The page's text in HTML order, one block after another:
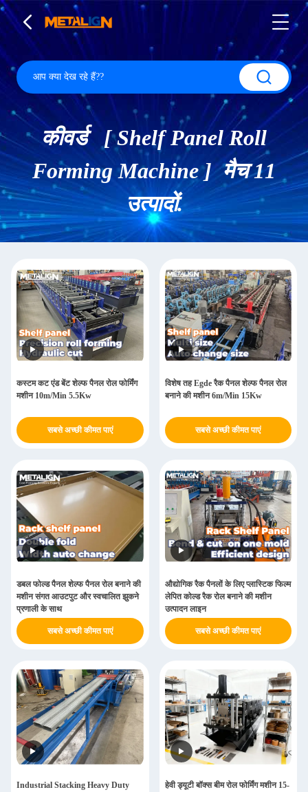
कीवर्ड [ Shelf Panel Roll
Forming Machine ] मैच 11
उत्पादों.
कस्टम कट एंड बेंट शेल्फ पैनल रोल फोर्मिंग
मशीन 10m/Min 5.5Kw
सबसे अच्छी कीमत पाएं
विशेष तह Egde रैक पैनल शेल्फ पैनल रोल
बनाने की मशीन 6m/Min 15Kw
सबसे अच्छी कीमत पाएं
डबल फोल्ड पैनल शेल्फ पैनल रोल बनाने की
मशीन संगत आउटपुट और स्वचालित झुकने
प्रणाली के साथ
सबसे अच्छी कीमत पाएं
औद्योगिक रैक पैनलों के लिए प्लास्टिक फिल्म
लेपित कोल्ड रैक रोल बनाने की मशीन
उत्पादन लाइन
सबसे अच्छी कीमत पाएं
Industrial Stacking Heavy Duty
हेवी ड्यूटी बॉक्स बीम रोल फोर्मिंग मशीन 15-